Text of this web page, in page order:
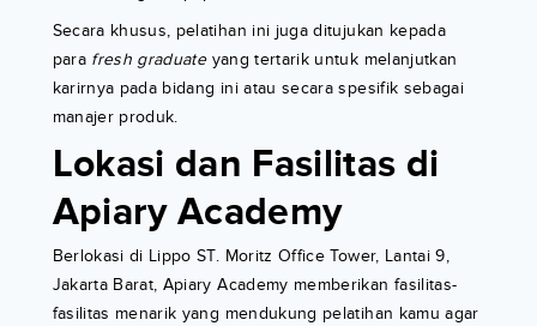
Secara khusus, pelatihan ini juga ditujukan kepada
para fresh graduateyang tertarik untuk melanjutkan
karirnya pada bidang ini atau secara spesifik sebagai
manajer produk.
Lokasi dan Fasilitas di
Apiary Academy
Berlokasi di Lippo ST. Moritz Office Tower, Lantai 9,
Jakarta Barat, Apiary Academy memberikan fasilitas-
fasilitas menarik yang mendukung pelatihan kamu agar